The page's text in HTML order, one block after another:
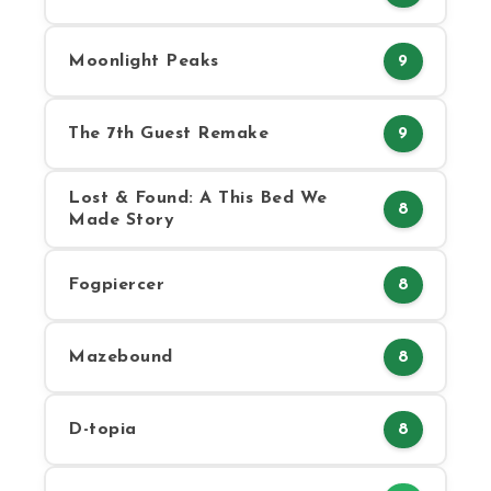
Moonlight Peaks 9
The 7th Guest Remake 9
Lost & Found: A This Bed We
Made Story
8
Fogpiercer 8
Mazebound 8
D-topia 8